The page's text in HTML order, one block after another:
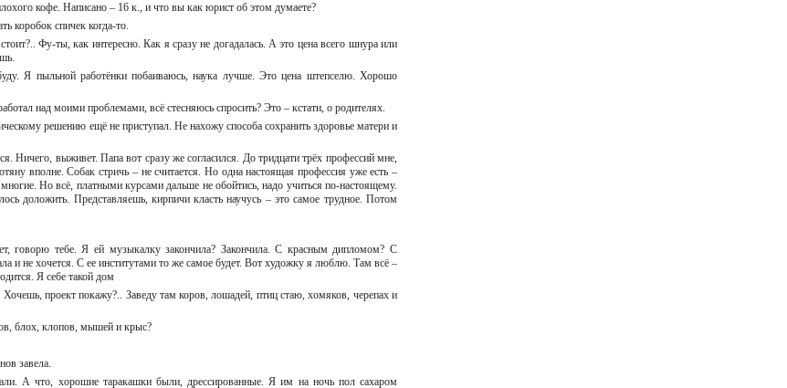
кофе. Написано – 16 к., и что вы как юрист об этом думаете?
коробок спичек когда-то.
Фу-ты, как интересно. Как я сразу не догадалась. А это цена всего шнура или
Я пыльной работёнки побаиваюсь, наука лучше. Это цена штепселю. Хорошо
над моими проблемами, всё стесняюсь спросить? Это – кстати, о родителях.
решению ещё не приступал. Не нахожу способа сохранить здоровье матери и
Ничего, выживет. Папа вот сразу же согласился. До тридцати трёх профессий мне,
вполне. Собак стричь – не считается. Но одна настоящая профессия уже есть –
Но всё, платными курсами дальше не обойтись, надо учиться по-настоящему.
доложить. Представляешь, кирпичи класть научусь – это самое трудное. Потом
тебе. Я ей музыкалку закончила? Закончила. С красным дипломом? С
и не хочется. С ее институтами то же самое будет. Вот художку я люблю. Там всё –
Я себе такой дом
проект покажу?.. Заведу там коров, лошадей, птиц стаю, хомяков, черепах и
блох, клопов, мышей и крыс?
завела.
А что, хорошие таракашки были, дрессированные. Я им на ночь пол сахаром